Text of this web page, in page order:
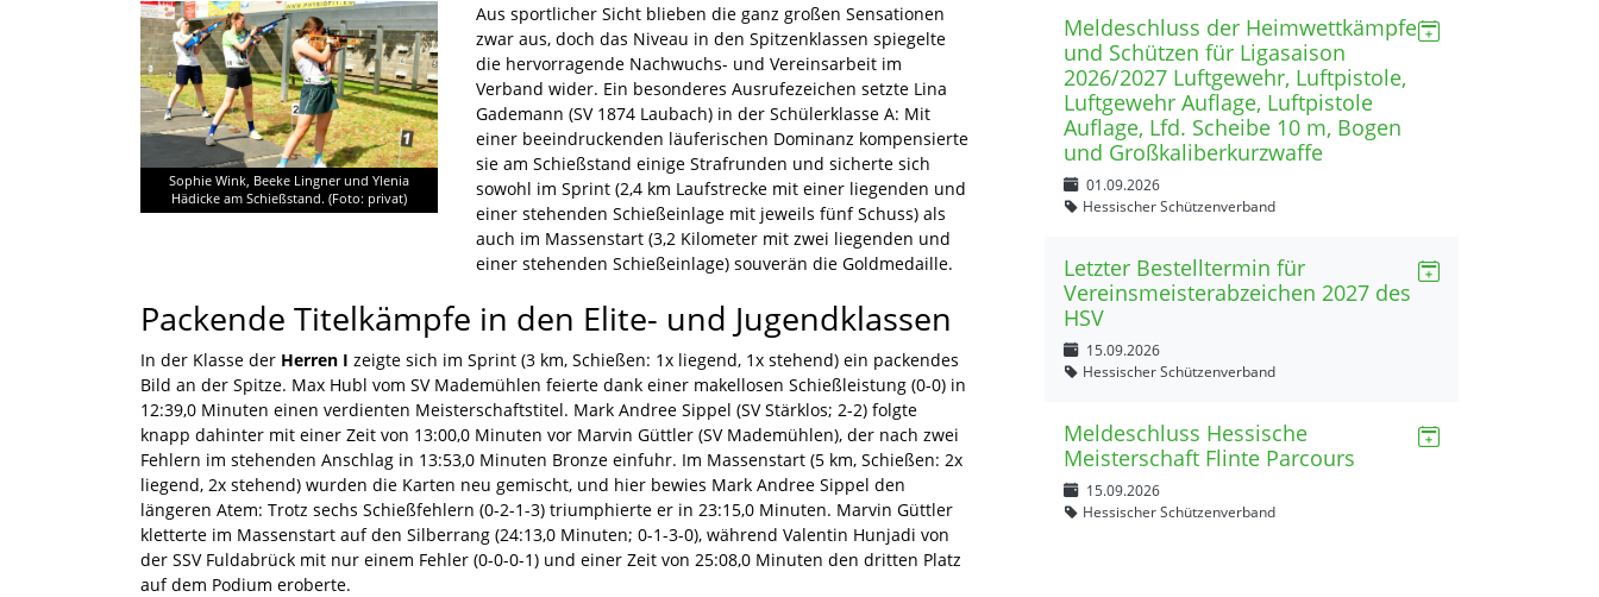
Sophie Wink, Beeke Lingner und Ylenia
Hädicke am Schießstand. (Foto: privat)
Aus sportlicher Sicht blieben die ganz großen Sensationen
zwar aus, doch das Niveau in den Spitzenklassen spiegelte
die hervorragende Nachwuchs- und Vereinsarbeit im
Verband wider. Ein besonderes Ausrufezeichen setzte Lina
Gademann (SV 1874 Laubach) in der Schülerklasse A: Mit
einer beeindruckenden läuferischen Dominanz kompensierte
sie am Schießstand einige Strafrunden und sicherte sich
sowohl im Sprint (2,4 km Laufstrecke mit einer liegenden und
einer stehenden Schießeinlage mit jeweils fünf Schuss) als
auch im Massenstart (3,2 Kilometer mit zwei liegenden und
einer stehenden Schießeinlage) souverän die Goldmedaille.
Packende Titelkämpfe in den Elite- und Jugendklassen
In der Klasse der Herren I zeigte sich im Sprint (3 km, Schießen: 1x liegend, 1x stehend) ein packendes
Bild an der Spitze. Max Hubl vom SV Mademühlen feierte dank einer makellosen Schießleistung (0-0) in
12:39,0 Minuten einen verdienten Meisterschaftstitel. Mark Andree Sippel (SV Stärklos; 2-2) folgte
knapp dahinter mit einer Zeit von 13:00,0 Minuten vor Marvin Güttler (SV Mademühlen), der nach zwei
Fehlern im stehenden Anschlag in 13:53,0 Minuten Bronze einfuhr. Im Massenstart (5 km, Schießen: 2x
liegend, 2x stehend) wurden die Karten neu gemischt, und hier bewies Mark Andree Sippel den
längeren Atem: Trotz sechs Schießfehlern (0-2-1-3) triumphierte er in 23:15,0 Minuten. Marvin Güttler
kletterte im Massenstart auf den Silberrang (24:13,0 Minuten; 0-1-3-0), während Valentin Hunjadi von
der SSV Fuldabrück mit nur einem Fehler (0-0-0-1) und einer Zeit von 25:08,0 Minuten den dritten Platz
auf dem Podium eroberte.
Meldeschluss der Heimwettkämpfe
und Schützen für Ligasaison
2026/2027 Luftgewehr, Luftpistole,
Luftgewehr Auflage, Luftpistole
Auflage, Lfd. Scheibe 10 m, Bogen
und Großkaliberkurzwaffe
01.09.2026
Hessischer Schützenverband
Letzter Bestelltermin für
Vereinsmeisterabzeichen 2027 des
HSV
15.09.2026
Hessischer Schützenverband
Meldeschluss Hessische
Meisterschaft Flinte Parcours
15.09.2026
Hessischer Schützenverband